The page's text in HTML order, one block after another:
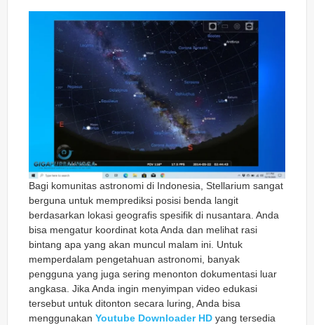
Bagi komunitas astronomi di Indonesia, Stellarium sangat
berguna untuk memprediksi posisi benda langit
berdasarkan lokasi geografis spesifik di nusantara. Anda
bisa mengatur koordinat kota Anda dan melihat rasi
bintang apa yang akan muncul malam ini. Untuk
memperdalam pengetahuan astronomi, banyak
pengguna yang juga sering menonton dokumentasi luar
angkasa. Jika Anda ingin menyimpan video edukasi
tersebut untuk ditonton secara luring, Anda bisa
menggunakan Youtube Downloader HD yang tersedia